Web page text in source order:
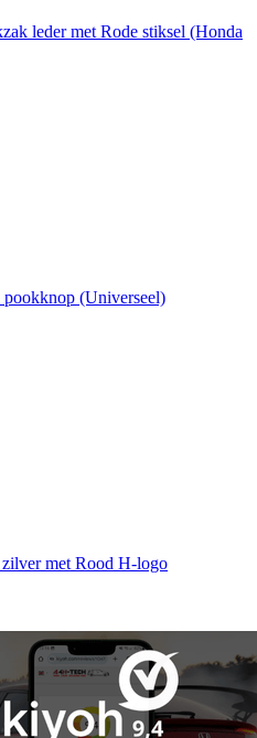
leder met Rode stiksel (Honda
(Universeel)
met Rood H-logo